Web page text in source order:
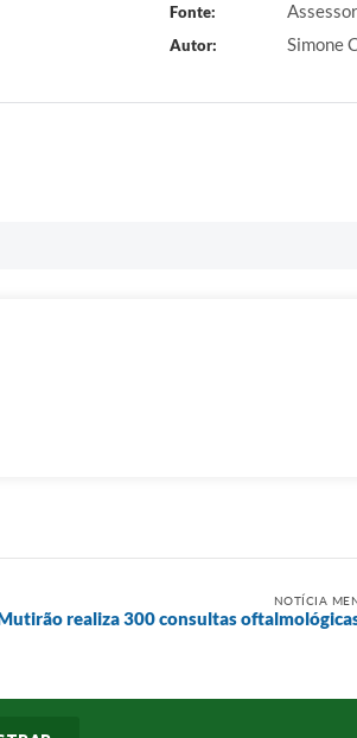
Fonte:
Autor: Simone
NOTÍCIA
realiza 300 consultas